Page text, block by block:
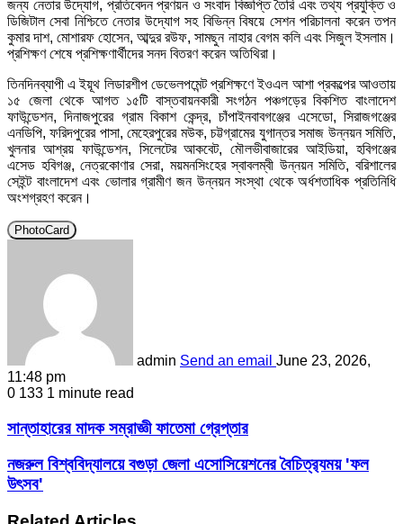
জন্য নেতার উদ্যোগ, প্রতিবেদন প্রণয়ন ও সংবাদ বিজ্ঞপ্তি তৈরি এবং তথ্য প্রযুক্তি ও
ডিজিটাল সেবা নিশ্চিতে নেতার উদ্যোগ সহ বিভিন্ন বিষয়ে সেশন পরিচালনা করেন তপন
কুমার দাশ, মোশারফ হোসেন, আব্দুর রউফ, সামছুন নাহার বেগম কলি এবং সিজুল ইসলাম।
প্রশিক্ষণ শেষে প্রশিক্ষণার্থীদের সনদ বিতরণ করেন অতিথিরা।
তিনদিনব্যাপী এ ইয়ূথ লিডারশীপ ডেভেলপমেন্ট প্রশিক্ষণে ইওএল আশা প্রকল্পের আওতায়
১৫ জেলা থেকে আগত ১৫টি বাস্তবায়নকারী সংগঠন পঞ্চগড়ের বিকশিত বাংলাদেশ
ফাউন্ডেশন, দিনাজপুরের গ্রাম বিকাশ কেন্দ্র, চাঁপাইনবাবগঞ্জের এসেডো, সিরাজগঞ্জের
এনডিপি, ফরিদপুরের পাসা, মেহেরপুরের মউক, চট্টগ্রামের যুগান্তর সমাজ উন্নয়ন সমিতি,
খুলনার আশ্রয় ফাউন্ডেশন, সিলেটের আকবেট, মৌলভীবাজারের আইডিয়া, হবিগঞ্জের
এসেড হবিগঞ্জ, নেত্রকোণার সেরা, ময়মনসিংহের স্বাবলম্বী উন্নয়ন সমিতি, বরিশালের
সেইন্ট বাংলাদেশ এবং ভোলার গ্রামীণ জন উন্নয়ন সংস্থা থেকে অর্ধশতাধিক প্রতিনিধি
অংশগ্রহণ করেন।
PhotoCard
admin Send an email June 23, 2026,
11:48 pm
0 133 1 minute read
সান্তাহারের মাদক সম্রাজ্ঞী ফাতেমা গ্রেপ্তার
নজরুল বিশ্ববিদ্যালয়ে বগুড়া জেলা এসোসিয়েশনের বৈচিত্র‍্যময় 'ফল
উৎসব'